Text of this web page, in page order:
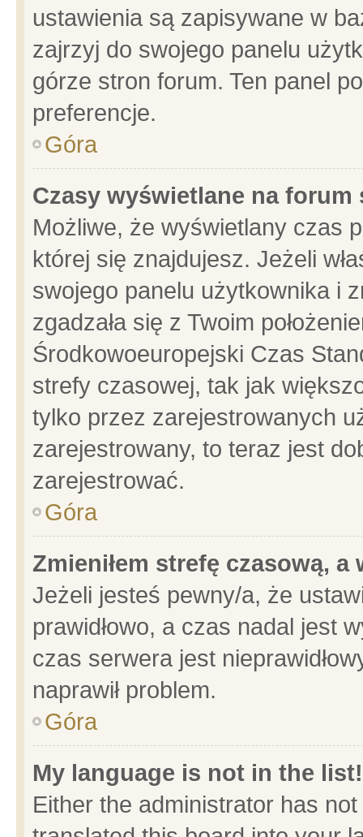
ustawienia są zapisywane w
zajrzyj do swojego panelu
górze stron forum. Ten panel
preferencje.
Góra
Czasy wyświetlane na forum
Możliwe, że wyświetlany czas
której się znajdujesz. Jeżeli
swojego panelu użytkownika i
zgadzała się z Twoim
Środkowoeuropejski Czas
strefy czasowej, tak jak
tylko przez zarejestrowanych
zarejestrowany, to teraz jest
zarejestrować.
Góra
Zmieniłem strefę czasową,
Jeżeli jesteś pewny/a, że
prawidłowo, a czas nadal jest
czas serwera jest
naprawił problem.
Góra
My language is not in the list!
Either the administrator has